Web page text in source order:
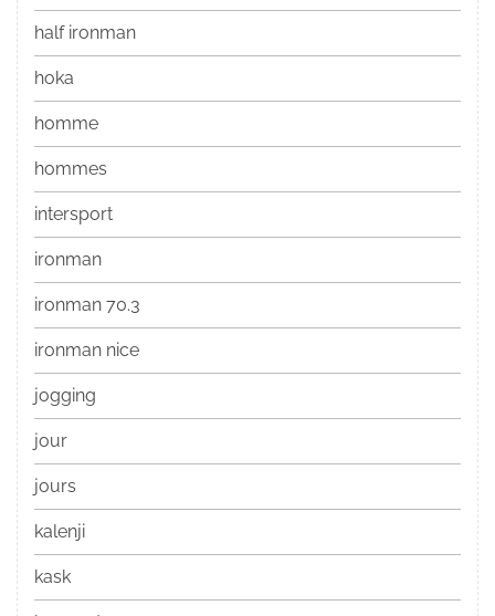
half ironman
hoka
homme
hommes
intersport
ironman
ironman 70.3
ironman nice
jogging
jour
jours
kalenji
kask